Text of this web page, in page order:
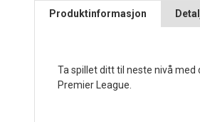
Produktinformasjon
Ta spillet ditt til neste nivå med
Premier League.